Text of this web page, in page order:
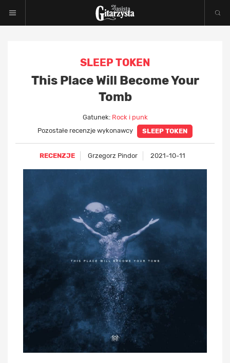
SLEEP TOKEN
This Place Will Become Your
Tomb
Gatunek: Rock i punk
Pozostałe recenzje wykonawcy
SLEEP TOKEN
RECENZJE Grzegorz Pindor 2021-10-11